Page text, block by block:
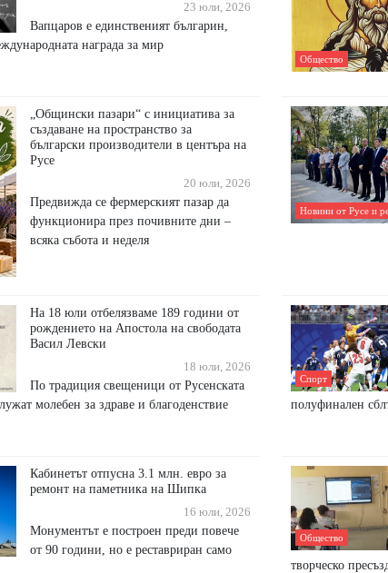
23 юли, 2026
Вапцаров е единственият българин,
награда за мир
Общество
„Общински пазари“ с инициатива за
създаване на пространство за
български производители в центъра на
Русе
20 юли, 2026
Предвижда се фермерският пазар да
функционира през почивните дни –
всяка събота и неделя
Новини от Русе и
На 18 юли отбелязваме 189 години от
рождението на Апостола на свободата
Васил Левски
18 юли, 2026
По традиция свещеници от Русенската
молебен за здраве и благоденствие
Спорт
полуфинален
Кабинетът отпусна 3.1 млн. евро за
ремонт на паметника на Шипка
16 юли, 2026
Монументът е построен преди повече
от 90 години, но е реставриран само
Общество
творческо